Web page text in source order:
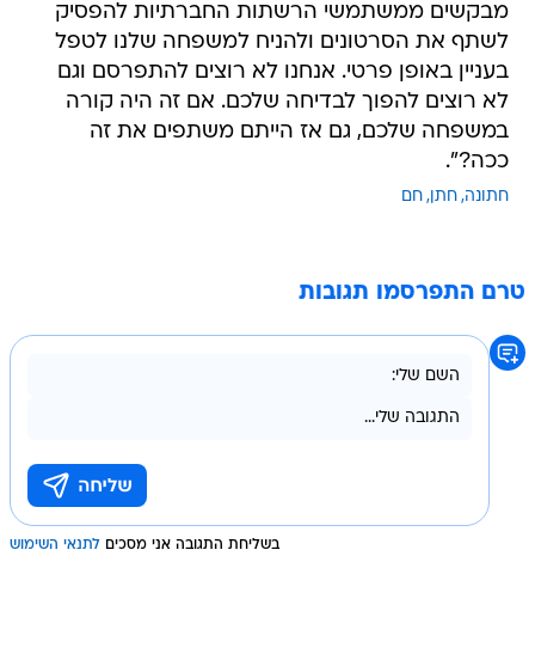
מבקשים ממשתמשי הרשתות החברתיות להפסיק
לשתף את הסרטונים ולהניח למשפחה שלנו לטפל
בעניין באופן פרטי. אנחנו לא רוצים להתפרסם וגם
לא רוצים להפוך לבדיחה שלכם. אם זה היה קורה
במשפחה שלכם, גם אז הייתם משתפים את זה
ככה?".
חתונה חתן חם
טרם התפרסמו תגובות
בשליחת התגובה אני מסכים לתנאי השימוש